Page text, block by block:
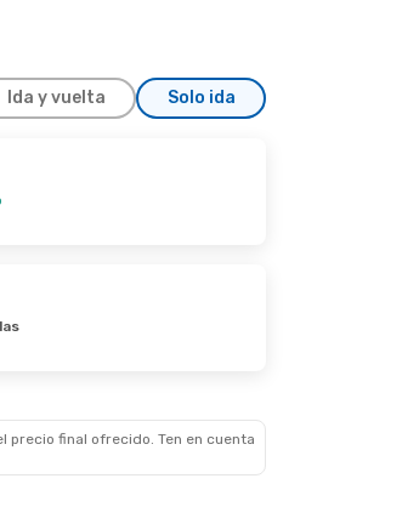
Ida y vuelta Solo ida
final ofrecido. Ten en cuenta